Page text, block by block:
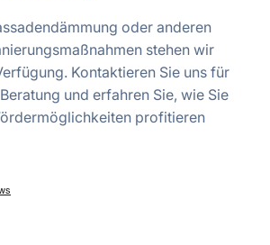
oder anderen
stehen wir
Kontaktieren Sie uns für
und erfahren Sie, wie Sie
profitieren